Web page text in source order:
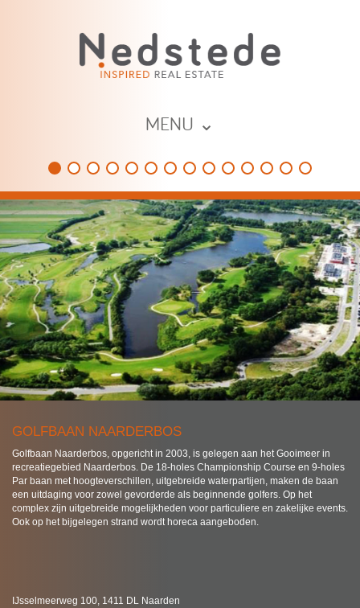
MENU ⌄
GOLFBAAN NAARDERBOS
Golfbaan Naarderbos, opgericht in 2003, is gelegen aan het Gooimeer in
recreatiegebied Naarderbos. De 18-holes Championship Course en 9-holes
Par baan met hoogteverschillen, uitgebreide waterpartijen, maken de baan
een uitdaging voor zowel gevorderde als beginnende golfers. Op het
complex zijn uitgebreide mogelijkheden voor particuliere en zakelijke events.
Ook op het bijgelegen strand wordt horeca aangeboden.
IJsselmeerweg 100, 1411 DL Naarden